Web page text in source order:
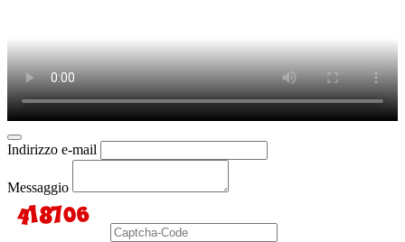
Indirizzo e-mail
Messaggio